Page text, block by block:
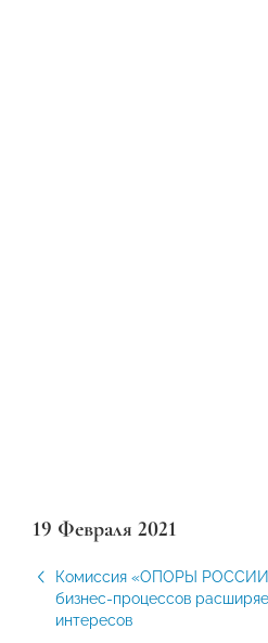
19 Февраля 2021
Комиссия «ОПОРЫ
бизнес-процессов
интересов